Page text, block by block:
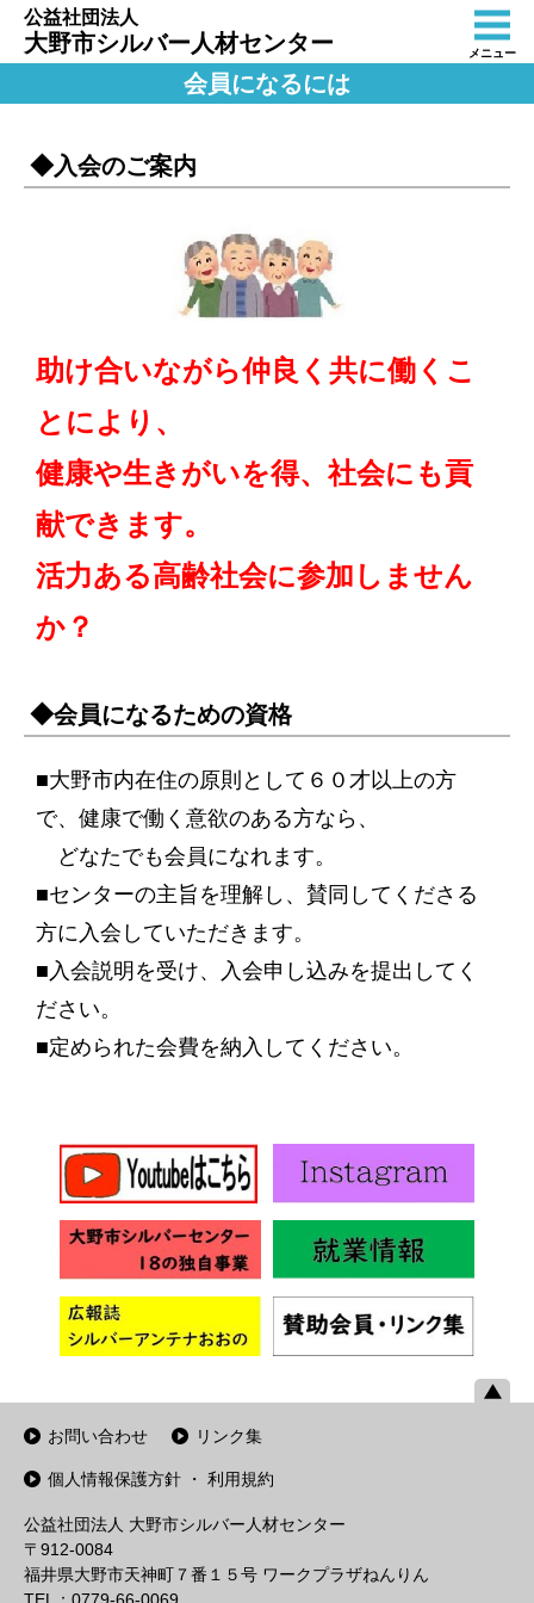
公益社団法人
大野市シルバー人材センター メニュー
会員になるには
◆入会のご案内
助け合いながら仲良く共に働くこ
とにより、
健康や生きがいを得、社会にも貢
献できます。
活力ある高齢社会に参加しません
か？
◆会員になるための資格
■大野市内在住の原則として６０才以上の方
で、健康で働く意欲のある方なら、
どなたでも会員になれます。
■センターの主旨を理解し、賛同してくださる
方に入会していただきます。
■入会説明を受け、入会申し込みを提出してく
ださい。
■定められた会費を納入してください。
お問い合わせ リンク集
個人情報保護方針 ・ 利用規約
公益社団法人 大野市シルバー人材センター
〒912-0084
福井県大野市天神町７番１５号 ワークプラザねんりん
TEL：0779-66-0069